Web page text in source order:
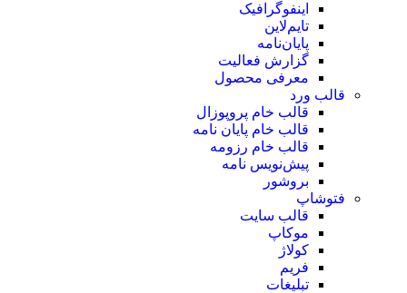
اینفوگرافیک
تایم‌لاین
پایان‌نامه
گزارش فعالیت
معرفی محصول
قالب ورد
قالب خام پروپوزال
قالب خام پایان نامه
قالب خام رزومه
پیش‌نویس نامه
بروشور
فتوشاپ
قالب سایت
موکاپ
کولاژ
فریم
تبلیغات